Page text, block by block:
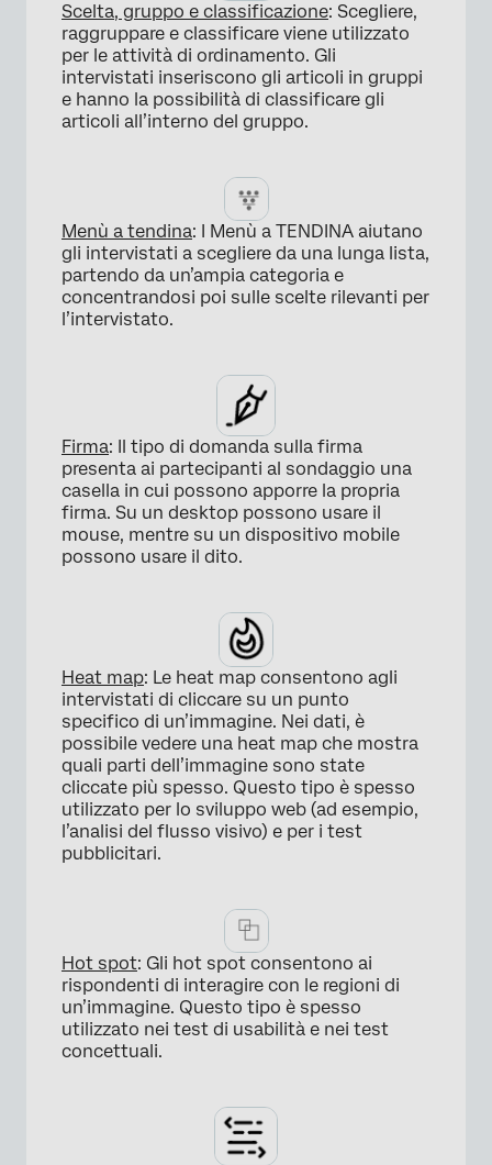
×
Scelta, gruppo e classificazione: Scegliere,
raggruppare e classificare viene utilizzato
per le attività di ordinamento. Gli
intervistati inseriscono gli articoli in gruppi
e hanno la possibilità di classificare gli
articoli all’interno del gruppo.
×
Menù a tendina: I Menù a TENDINA aiutano
gli intervistati a scegliere da una lunga lista,
partendo da un’ampia categoria e
concentrandosi poi sulle scelte rilevanti per
l’intervistato.
Firma: Il tipo di domanda sulla firma
presenta ai partecipanti al sondaggio una
casella in cui possono apporre la propria
firma. Su un desktop possono usare il
mouse, mentre su un dispositivo mobile
possono usare il dito.
Heat map: Le heat map consentono agli
intervistati di cliccare su un punto
specifico di un’immagine. Nei dati, è
possibile vedere una heat map che mostra
quali parti dell’immagine sono state
cliccate più spesso. Questo tipo è spesso
utilizzato per lo sviluppo web (ad esempio,
l’analisi del flusso visivo) e per i test
pubblicitari.
Hot spot: Gli hot spot consentono ai
rispondenti di interagire con le regioni di
un’immagine. Questo tipo è spesso
utilizzato nei test di usabilità e nei test
concettuali.